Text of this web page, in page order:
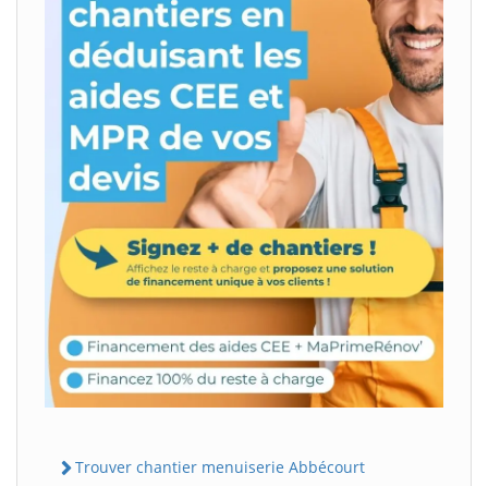
Trouver chantier menuiserie Abbécourt